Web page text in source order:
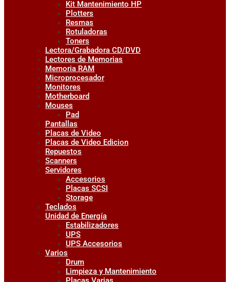
Kit Mantenimiento HP
Plotters
Resmas
Rotuladoras
Toners
Lectora/Grabadora CD/DVD
Lectores de Memorias
Memoria RAM
Microprocesador
Monitores
Motherboard
Mouses
Pad
Pantallas
Placas de Video
Placas de Video Edicion
Repuestos
Scanners
Servidores
Accesorios
Placas SCSI
Storage
Teclados
Unidad de Energía
Estabilizadores
UPS
UPS Accesorios
Varios
Drum
Limpieza y Mantenimiento